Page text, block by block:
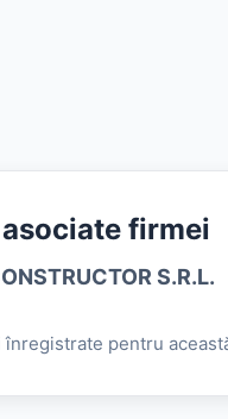
firmei
S.R.L.
pentru